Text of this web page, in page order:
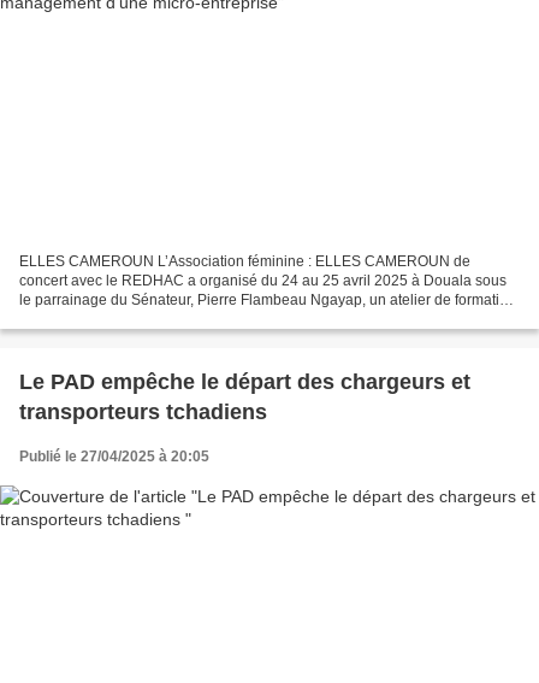
ELLES CAMEROUN L’Association féminine : ELLES CAMEROUN de
concert avec le REDHAC a organisé du 24 au 25 avril 2025 à Douala sous
le parrainage du Sénateur, Pierre Flambeau Ngayap, un atelier de formation
Le PAD empêche le départ des chargeurs et
transporteurs tchadiens
Publié le 27/04/2025 à 20:05